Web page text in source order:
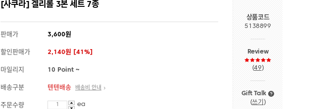
[사쿠라] 겔리롤 3본 세트 7종
판매가 3,600원
할인판매가 2,140원 [41%]
마일리지 10 Point ~
배송구분 텐텐배송 배송비 안내
주문수량 ea
상품코드
5138899
Review
(49)
Gift Talk
(쓰기 )